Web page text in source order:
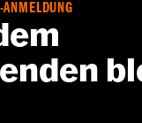
tödlichen
Transport auf
Anhänger kann
ANMELDUNG